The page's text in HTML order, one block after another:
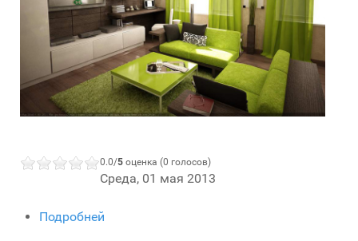
0.0/5 оценка (0 голосов)
Среда, 01 мая 2013
Подробней